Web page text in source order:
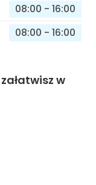
08:00 - 16:00
08:00 - 16:00
w